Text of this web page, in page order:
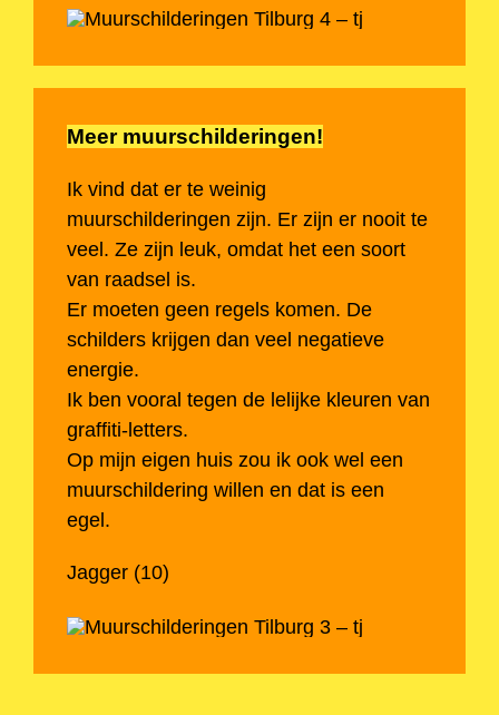
Meer muurschilderingen!
Ik vind dat er te weinig
muurschilderingen zijn. Er zijn er nooit te
veel. Ze zijn leuk, omdat het een soort
van raadsel is.
Er moeten geen regels komen. De
schilders krijgen dan veel negatieve
energie.
Ik ben vooral tegen de lelijke kleuren van
graffiti-letters.
Op mijn eigen huis zou ik ook wel een
muurschildering willen en dat is een
egel.
Jagger (10)